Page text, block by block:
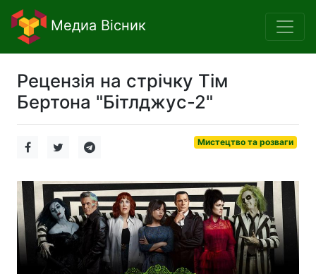
Медиа Вісник
Рецензія на стрічку Тім
Бертона "Бітлджус-2"
Мистецтво та розваги